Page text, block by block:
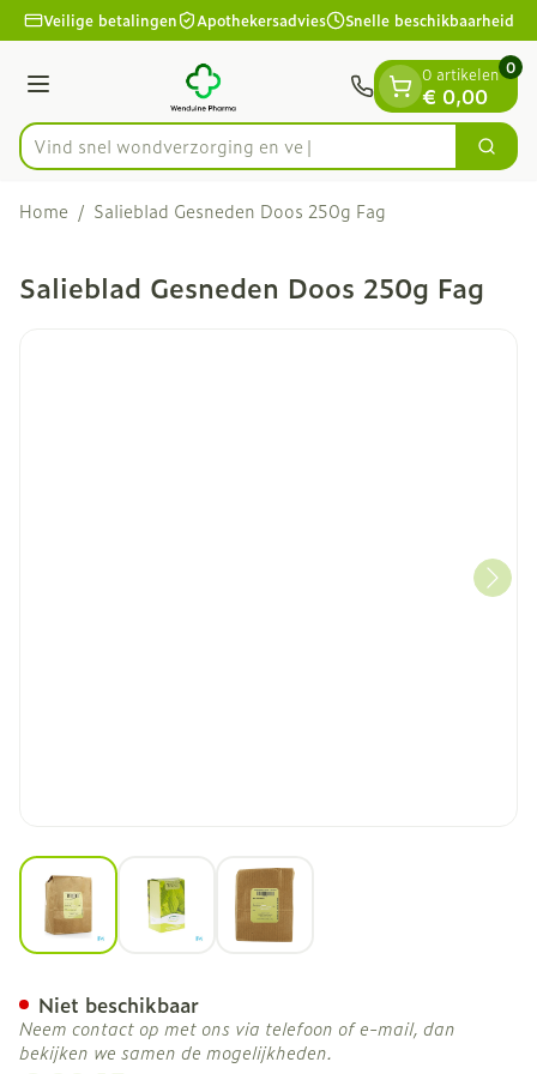
Ga naar de inhoud
1 van 1
Veilige betalingen Apothekersadvies Snelle beschikbaarheid
Menu
Product, merk, categorie...
Vind snel wondverzorgin Zoek
0 artikelen
€ 0,00
0
Home / Salieblad Gesneden Doos 250g Fag
Salieblad Gesneden Doos 250g Fag
View larger imageView larger imageView larger image
Niet beschikbaar
Neem contact op met ons via telefoon of e-mail, dan
bekijken we samen de mogelijkheden.